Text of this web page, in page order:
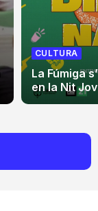
CULTURA
La Fúmiga
en la Nit